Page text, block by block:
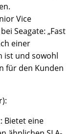
Vice
Seagate: „Fast
einer
ist und sowohl
für den Kunden
Bietet eine